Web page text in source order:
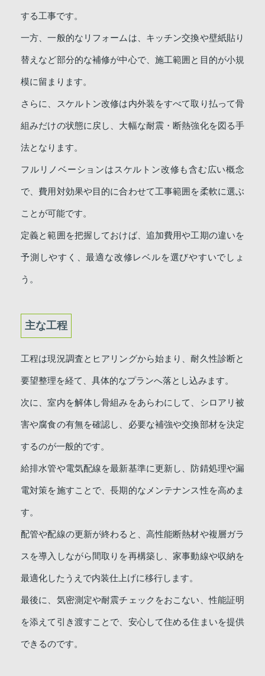
する工事です。
一方、一般的なリフォームは、キッチン交換や壁紙貼り
替えなど部分的な補修が中心で、施工範囲と目的が小規
模に留まります。
さらに、スケルトン改修は内外装をすべて取り払って骨
組みだけの状態に戻し、大幅な耐震・断熱強化を図る手
法となります。
フルリノベーションはスケルトン改修も含む広い概念
で、費用対効果や目的に合わせて工事範囲を柔軟に選ぶ
ことが可能です。
定義と範囲を把握しておけば、追加費用や工期の違いを
予測しやすく、最適な改修レベルを選びやすいでしょ
う。
主な工程
工程は現況調査とヒアリングから始まり、耐久性診断と
要望整理を経て、具体的なプランへ落とし込みます。
次に、室内を解体し骨組みをあらわにして、シロアリ被
害や腐食の有無を確認し、必要な補強や交換部材を決定
するのが一般的です。
給排水管や電気配線を最新基準に更新し、防錆処理や漏
電対策を施すことで、長期的なメンテナンス性を高めま
す。
配管や配線の更新が終わると、高性能断熱材や複層ガラ
スを導入しながら間取りを再構築し、家事動線や収納を
最適化したうえで内装仕上げに移行します。
最後に、気密測定や耐震チェックをおこない、性能証明
を添えて引き渡すことで、安心して住める住まいを提供
できるのです。